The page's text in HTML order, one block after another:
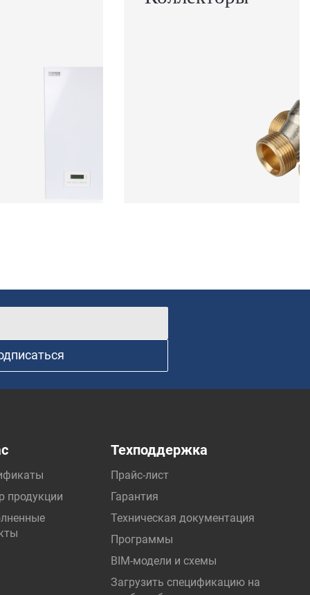
продукции
Техподдержка
Прайс-лист
Гарантия
Техническая документация
Программы
BIM-модели и схемы
Загрузить спецификацию на